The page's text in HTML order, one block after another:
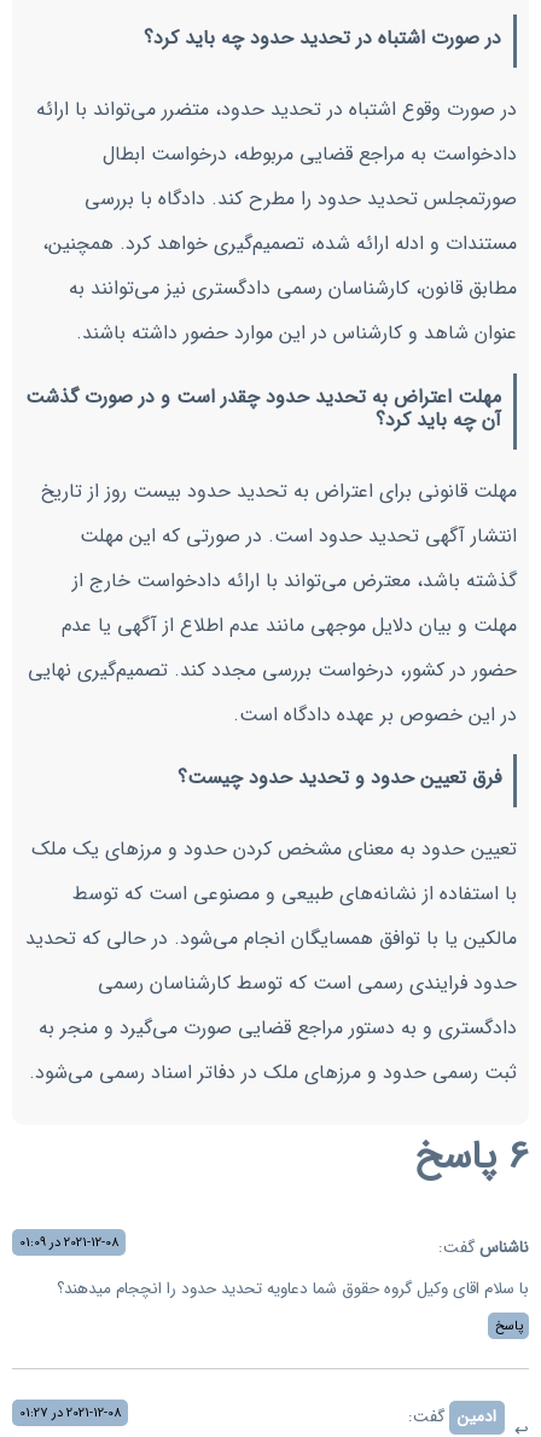
در صورت اشتباه در تحدید حدود چه باید کرد؟
در صورت وقوع اشتباه در تحدید حدود، متضرر می‌تواند با ارائه
دادخواست به مراجع قضایی مربوطه، درخواست ابطال
صورتمجلس تحدید حدود را مطرح کند. دادگاه با بررسی
مستندات و ادله ارائه شده، تصمیم‌گیری خواهد کرد. همچنین،
مطابق قانون، کارشناسان رسمی دادگستری نیز می‌توانند به
عنوان شاهد و کارشناس در این موارد حضور داشته باشند.
مهلت اعتراض به تحدید حدود چقدر است و در صورت گذشت
آن چه باید کرد؟
مهلت قانونی برای اعتراض به تحدید حدود بیست روز از تاریخ
انتشار آگهی تحدید حدود است. در صورتی که این مهلت
گذشته باشد، معترض می‌تواند با ارائه دادخواست خارج از
مهلت و بیان دلایل موجهی مانند عدم اطلاع از آگهی یا عدم
حضور در کشور، درخواست بررسی مجدد کند. تصمیم‌گیری نهایی
در این خصوص بر عهده دادگاه است.
فرق تعیین حدود و تحدید حدود چیست؟
تعیین حدود به معنای مشخص کردن حدود و مرزهای یک ملک
با استفاده از نشانه‌های طبیعی و مصنوعی است که توسط
مالکین یا با توافق همسایگان انجام می‌شود. در حالی که تحدید
حدود فرایندی رسمی است که توسط کارشناسان رسمی
دادگستری و به دستور مراجع قضایی صورت می‌گیرد و منجر به
ثبت رسمی حدود و مرزهای ملک در دفاتر اسناد رسمی می‌شود.
6 پاسخ
ناشناسگفت: 2021-12-08 در 01:09
با سلام اقای وکیل گروه حقوق شما دعاویه تحدید حدود را انچجام میدهند؟
پاسخ
ادمین گفت: 2021-12-08 در 01:27